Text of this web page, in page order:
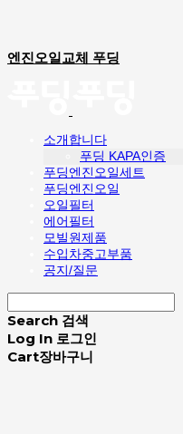
엔진오일교체 푸딩
소개합니다
푸딩 KAPA인증
푸딩엔진오일세트
푸딩엔진오일
오일필터
에어필터
모빌원제품
수입차중고부품
공지/질문
Search 검색
Log In 로그인
Cart장바구니